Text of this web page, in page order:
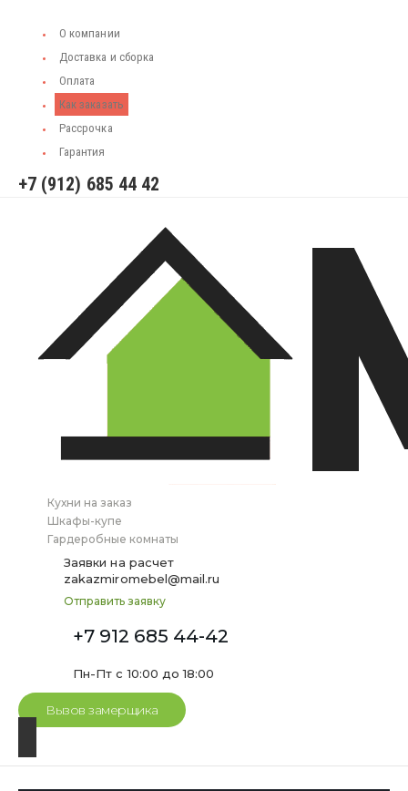
О компании
Доставка и сборка
Оплата
Как заказать
Рассрочка
Гарантия
+7 (912) 685 44 42
Кухни на заказ
Шкафы-купе
Гардеробные комнаты
Заявки на расчет
zakazmiromebel@mail.ru
Отправить заявку
+7 912 685 44-42
Пн-Пт с 10:00 до 18:00
Вызов замерщика